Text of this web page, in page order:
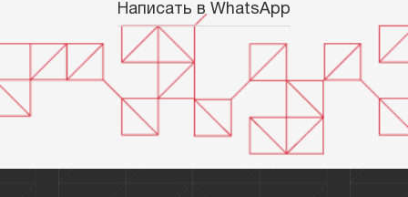
Написать в WhatsApp